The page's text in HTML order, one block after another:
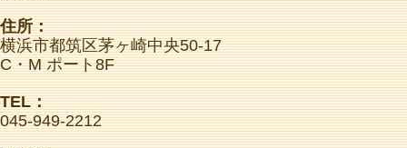
住所：
横浜市都筑区茅ヶ崎中央50-17
C・M ポート8F
TEL：
045-949-2212